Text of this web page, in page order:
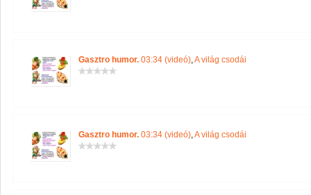
Gasztro humor. 03:34 (videó),A világ csodái
Gasztro humor. 03:34 (videó),A világ csodái